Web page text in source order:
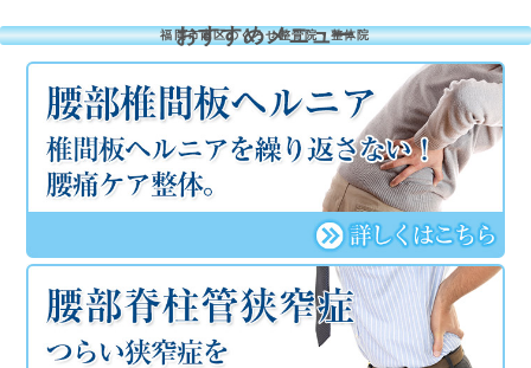
福岡市南区のくろせ整骨院・整体院
おすすめメニュー